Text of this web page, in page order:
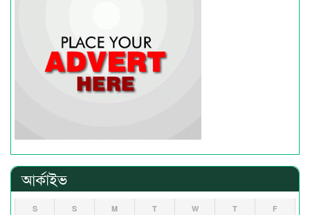
আর্কাইভ
S S M T W T F